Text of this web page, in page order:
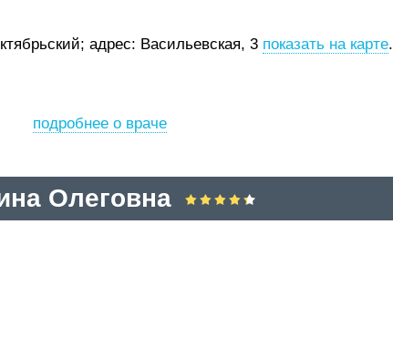
адрес: Васильевская, 3 показать на карте.
подробнее о враче
Олеговна